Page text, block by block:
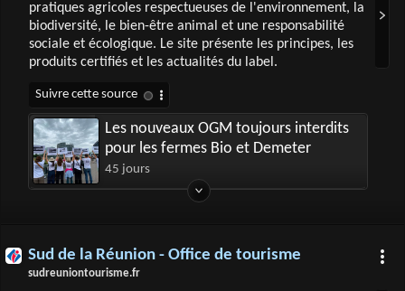
pratiques agricoles respectueuses de l'environnement, la
biodiversité, le bien-être animal et une responsabilité
sociale et écologique. Le site présente les principes, les
produits certifiés et les actualités du label.
Les nouveaux OGM toujours interdits
pour les fermes Bio et Demeter
45 jours
Sud de la Réunion - Office de tourisme
sudreuniontourisme.fr